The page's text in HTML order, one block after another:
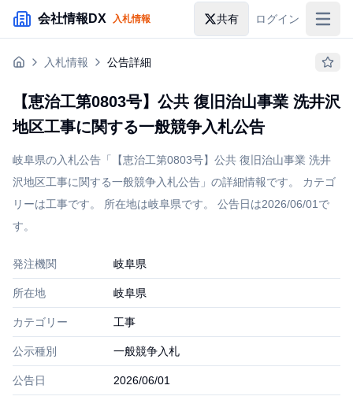
メインコンテンツにスキップ
会社情報DX 入札情報 共有 ログイン
入札情報
助成金・補助金
入札情報 公告詳細
【恵治工第0803号】公共 復旧治山事業 洗井沢
地区工事に関する一般競争入札公告
岐阜県の入札公告「【恵治工第0803号】公共 復旧治山事業 洗井
沢地区工事に関する一般競争入札公告」の詳細情報です。 カテゴ
リーは工事です。 所在地は岐阜県です。 公告日は2026/06/01で
す。
発注機関 岐阜県
所在地 岐阜県
カテゴリー 工事
公示種別 一般競争入札
公告日 2026/06/01